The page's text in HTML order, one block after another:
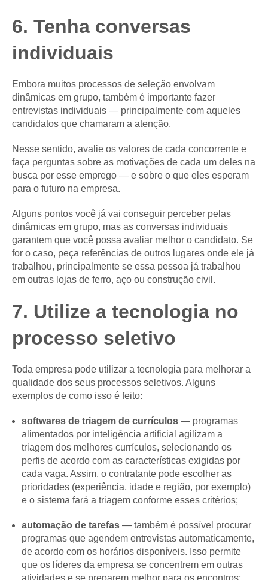
6. Tenha conversas
individuais
Embora muitos processos de seleção envolvam
dinâmicas em grupo, também é importante fazer
entrevistas individuais — principalmente com aqueles
candidatos que chamaram a atenção.
Nesse sentido, avalie os valores de cada concorrente e
faça perguntas sobre as motivações de cada um deles na
busca por esse emprego — e sobre o que eles esperam
para o futuro na empresa.
Alguns pontos você já vai conseguir perceber pelas
dinâmicas em grupo, mas as conversas individuais
garantem que você possa avaliar melhor o candidato. Se
for o caso, peça referências de outros lugares onde ele já
trabalhou, principalmente se essa pessoa já trabalhou
em outras lojas de ferro, aço ou construção civil.
7. Utilize a tecnologia no
processo seletivo
Toda empresa pode utilizar a tecnologia para melhorar a
qualidade dos seus processos seletivos. Alguns
exemplos de como isso é feito:
softwares de triagem de currículos — programas
alimentados por inteligência artificial agilizam a
triagem dos melhores currículos, selecionando os
perfis de acordo com as características exigidas por
cada vaga. Assim, o contratante pode escolher as
prioridades (experiência, idade e região, por exemplo)
e o sistema fará a triagem conforme esses critérios;
automação de tarefas — também é possível procurar
programas que agendem entrevistas automaticamente,
de acordo com os horários disponíveis. Isso permite
que os líderes da empresa se concentrem em outras
atividades e se preparem melhor para os encontros;